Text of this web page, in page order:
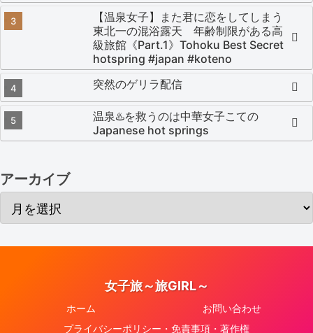
【温泉女子】また君に恋をしてしまう
東北一の混浴露天 年齢制限がある高
級旅館《Part.1》Tohoku Best Secret
hotspring #japan #koteno
突然のゲリラ配信
温泉♨️を救うのは中華女子こての
Japanese hot springs
アーカイブ
女子旅～旅GIRL～
ホーム
お問い合わせ
プライバシーポリシー・免責事項・著作権